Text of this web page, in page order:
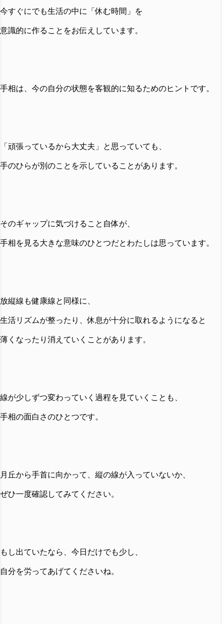
今すぐにでも生活の中に「休む時間」を
意識的に作ることをお伝えしています。
手相は、今の自分の状態を客観的に知るためのヒントです。
「頑張っているから大丈夫」と思っていても、
手のひらが別のことを示していることがあります。
そのギャップに気づけること自体が、
手相を見る大きな意味のひとつだとわたしは思っています。
放縦線も健康線と同様に、
生活リズムが整ったり、休息が十分に取れるようになると
薄くなったり消えていくことがあります。
線が少しずつ変わっていく過程を見ていくことも、
手相の面白さのひとつです。
月丘から手首に向かって、縦の線が入っていないか、
ぜひ一度確認してみてください。
もし出ていたなら、今日だけでも少し、
自分を労ってあげてくださいね。